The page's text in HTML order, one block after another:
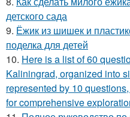
детского сада
9. Ёжик из шишек и
поделка для детей
10. Here is a list of 60
Kaliningrad, organized into
represented by 10
for comprehensive